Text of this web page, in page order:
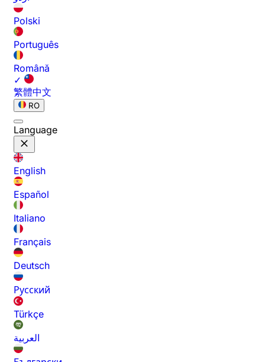
Polski
Português
Română
✓
繁體中文
RO
Language
English
Español
Italiano
Français
Deutsch
Русский
Türkçe
العربية